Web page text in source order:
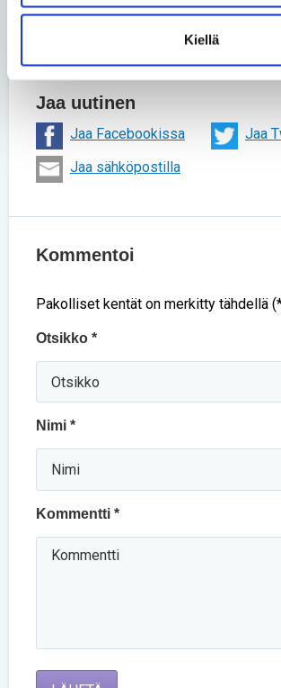
Kiellä
kotialbumi
Jaa uutinen
Jaa Facebookissa
Jaa
Jaa sähköpostilla
Kommentoi
Pakolliset kentät on merkitty tähdellä
Otsikko *
Nimi *
Kommentti *